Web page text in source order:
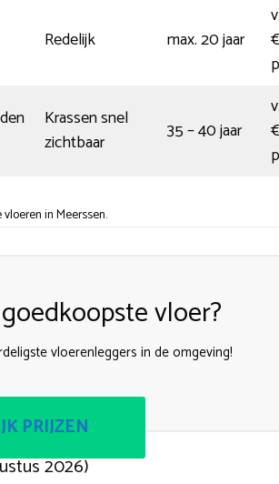
Redelijk max. 20 jaar
Krassen snel
zichtbaar
35 – 40 jaar
in Meerssen.
vloer?
vloerenleggers in de omgeving!
PRIJZEN
2026)